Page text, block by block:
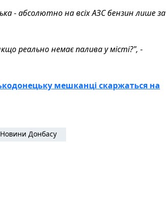
- абсолютно на всіх АЗС бензин лише за
реально немає палива у місті?", -
мешканці скаржаться на
Новини Донбасу